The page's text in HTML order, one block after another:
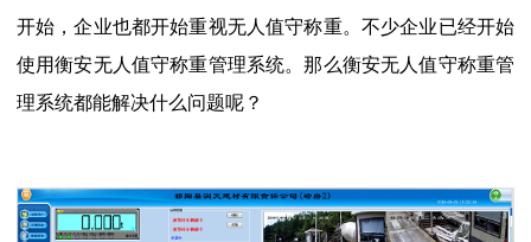
开始，企业也都开始重视无人值守称重。不少企业已经开始
使用衡安无人值守称重管理系统。那么衡安无人值守称重管
理系统都能解决什么问题呢？